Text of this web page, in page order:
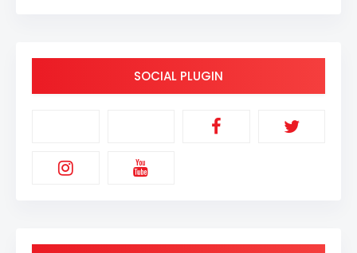
SOCIAL PLUGIN